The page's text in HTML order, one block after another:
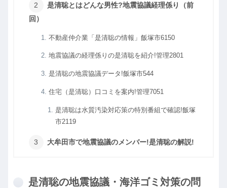
是清聡とはどんな男性?地震協議経理係り（前
回）
不動産仲介業「是清聡の情報」飯塚市6150
地震協議の経理係りの是清聡を紹介!管理2801
是清聡の地震協議データ!飯塚市544
住宅（是清聡）口コミを案内!管理7051
是清聡は水質汚染対応策の特別番組で確認!飯塚
市2119
大牟田市で地震協議のメンバー!是清聡の解説!
是清聡の地震協議・海洋ゴミ対策の問